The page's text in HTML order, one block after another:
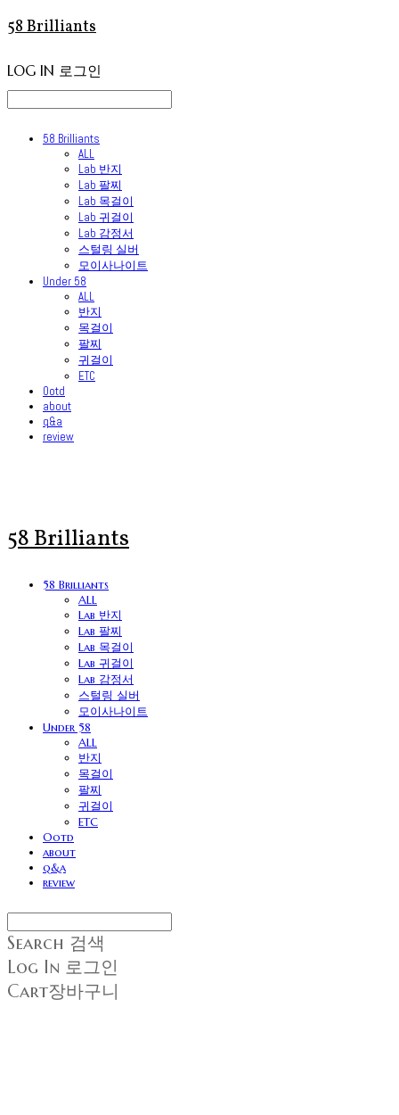
58 Brilliants
LOG IN 로그인
58 Brilliants
ALL
Lab 반지
Lab 팔찌
Lab 목걸이
Lab 귀걸이
Lab 감정서
스털링 실버
모이사나이트
Under 58
ALL
반지
목걸이
팔찌
귀걸이
ETC
Ootd
about
q&a
review
58 Brilliants
58 Brilliants
ALL
Lab 반지
Lab 팔찌
Lab 목걸이
Lab 귀걸이
Lab 감정서
스털링 실버
모이사나이트
Under 58
ALL
반지
목걸이
팔찌
귀걸이
ETC
Ootd
about
q&a
review
Search 검색
Log In 로그인
Cart장바구니